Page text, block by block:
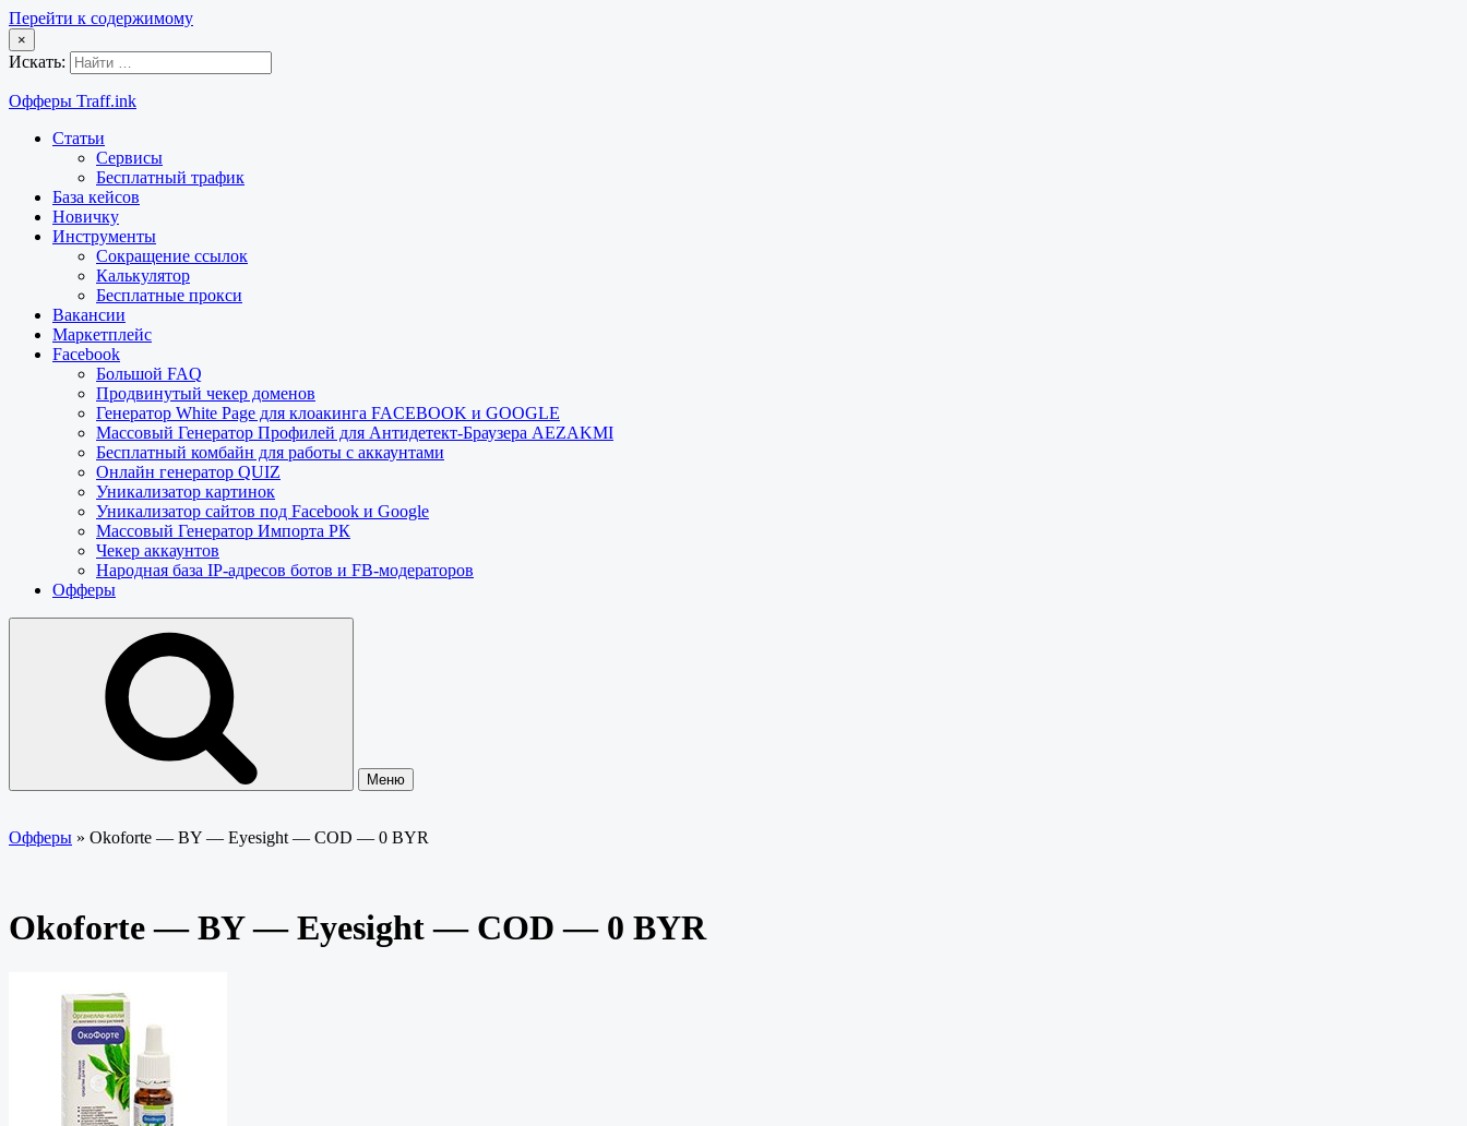
Перейти к содержимому
×
Искать:
Офферы Traff.ink
Статьи
Сервисы
Бесплатный трафик
База кейсов
Новичку
Инструменты
Сокращение ссылок
Калькулятор
Бесплатные прокси
Вакансии
Маркетплейс
Facebook
Большой FAQ
Продвинутый чекер доменов
Генератор White Page для клоакинга FACEBOOK и GOOGLE
Массовый Генератор Профилей для Антидетект-Браузера AEZAKMI
Бесплатный комбайн для работы с аккаунтами
Онлайн генератор QUIZ
Уникализатор картинок
Уникализатор сайтов под Facebook и Google
Массовый Генератор Импорта РК
Чекер аккаунтов
Народная база IP-адресов ботов и FB-модераторов
Офферы
Меню
Офферы » Okoforte — BY — Eyesight — COD — 0 BYR
Okoforte — BY — Eyesight — COD — 0 BYR